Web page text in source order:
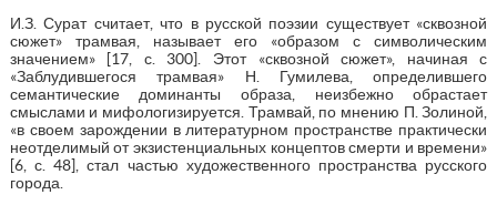
И.З. Сурат считает, что в русской поэзии существует «сквозной
сюжет» трамвая, называет его «образом с символическим
значением» [17, с. 300]. Этот «сквозной сюжет», начиная с
«Заблудившегося трамвая» Н. Гумилева, определившего
семантические доминанты образа, неизбежно обрастает
смыслами и мифологизируется. Трамвай, по мнению П. Золиной,
«в своем зарождении в литературном пространстве практически
неотделимый от экзистенциальных концептов смерти и времени»
[6, с. 48], стал частью художественного пространства русского
города.